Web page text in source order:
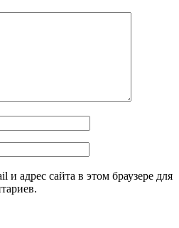
и адрес сайта в этом браузере для